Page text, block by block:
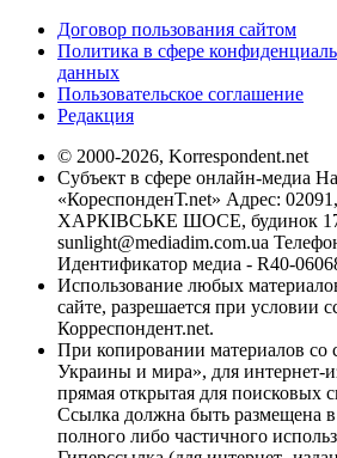
Договор пользования сайтом
Политика в сфере
данных
Пользовательское соглашение
Редакция
© 2000-2026, Korrespondent.net
Субъект в сфере онлайн-медиа
«КореспонденТ.net» Адрес:
ХАРКІВСЬКЕ ШОСЕ, будинок
sunlight@mediadim.com.ua
Идентификатор медиа - R40-
Использование любых
сайте, разрешается при условии
Корреспондент.net.
При копировании материалов со
Украины и мира», для интернет-
прямая открытая для поисковых
Ссылка должна быть размещена
полного либо частичного